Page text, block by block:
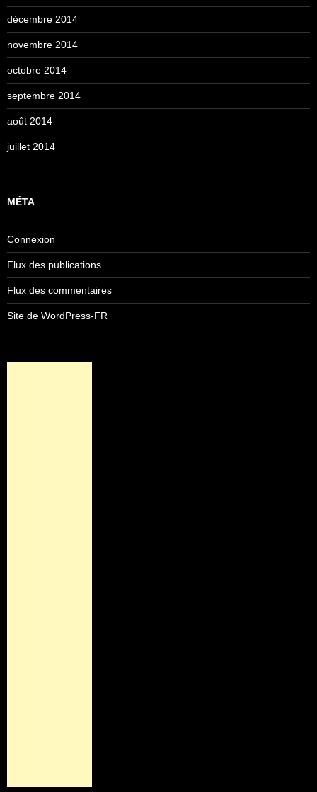
décembre 2014
novembre 2014
octobre 2014
septembre 2014
août 2014
juillet 2014
MÉTA
Connexion
Flux des publications
Flux des commentaires
Site de WordPress-FR